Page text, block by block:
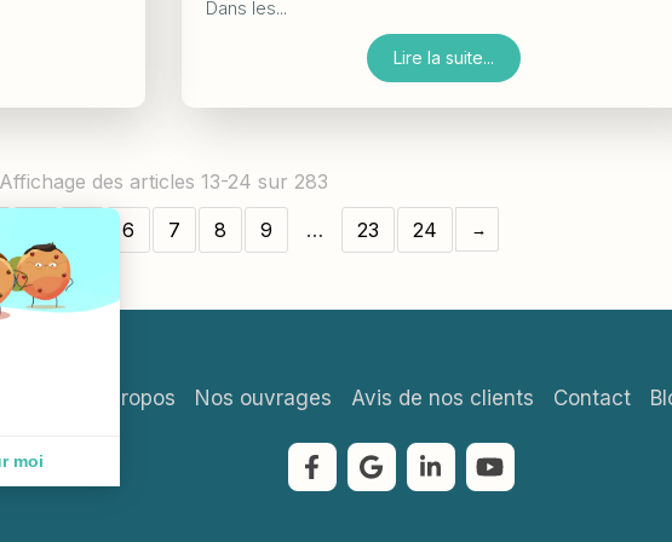
Dans les...
Lire la suite...
Affichage des articles 13-24 sur 283
6 7 8 9 … 23 24
À propos Nos ouvrages Avis de nos clients Contact